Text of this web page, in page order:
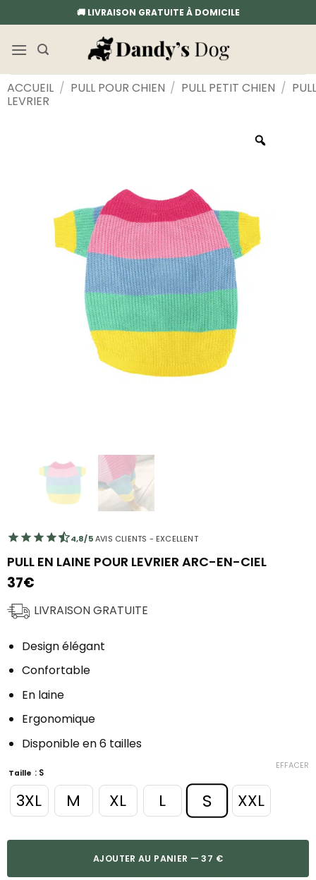
au
contenu
🚚 LIVRAISON GRATUITE À DOMICILE
ACCUEIL / PULL POUR CHIEN / PULL PETIT CHIEN / PULL
LEVRIER
4,8/5AVIS CLIENTS - EXCELLENT
PULL EN LAINE POUR LEVRIER ARC-EN-CIEL
37€
LIVRAISON GRATUITE
Design élégant
Confortable
En laine
Ergonomique
Disponible en 6 tailles
Taille : S
3XL M XL L S XXL
EFFACER
AJOUTER AU PANIER — 37 €